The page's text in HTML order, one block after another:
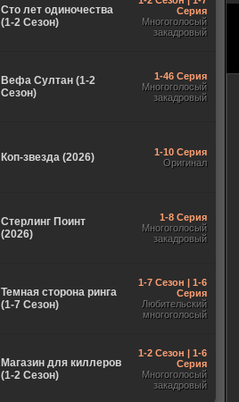
Сто лет одиночества
(1-2 Сезон)
Серия
Многоголосый
закадровый
Вефа Султан (1-2
Сезон)
1-46 Серия
Многоголосый
закадровый
Коп-звезда (2026)
1-10 Серия
Оригинал
Стерлинг Поинт
(2026)
1-8 Серия
Многоголосый
закадровый
Темная сторона ринга
(1-7 Сезон)
1-7 Сезон | 1-6
Серия
Любительский
многоголосый
Магазин для киллеров
(1-2 Сезон)
1-2 Сезон | 1-6
Серия
Многоголосый
закадровый